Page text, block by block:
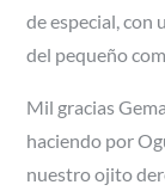
de especial, con
del pequeño
Mil gracias
haciendo por
nuestro ojito